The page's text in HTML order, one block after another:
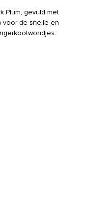
Plum, gevuld met
voor de snelle en